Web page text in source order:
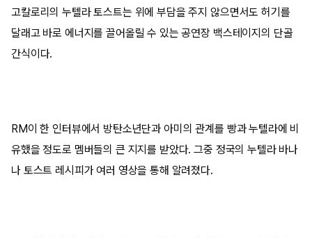
고칼로리의 누텔라 토스트는 위에 부담을 주지 않으면서도 허기를
달래고 바로 에너지를 끌어올릴 수 있는 공연장 백스테이지의 단골
간식이다.
RM이 한 인터뷰에서 방탄소년단과 아미의 관계를 빵과 누텔라에 비
유했을 정도로 멤버들의 큰 지지를 받았다. 그중 정국의 누텔라 바나
나 토스트 레시피가 여러 영상을 통해 알려졌다.